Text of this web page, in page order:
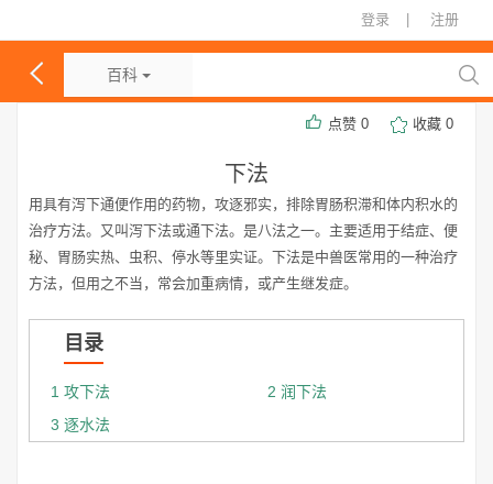
登录 注册
百科
收藏 0
点赞 0
下法
用具有泻下通便作用的药物，攻逐邪实，排除胃肠积滞和体内积水的
治疗方法。又叫泻下法或通下法。是八法之一。主要适用于结症、便
秘、胃肠实热、虫积、停水等里实证。下法是中兽医常用的一种治疗
方法，但用之不当，常会加重病情，或产生继发症。
目录
1 攻下法
2 润下法
3 逐水法